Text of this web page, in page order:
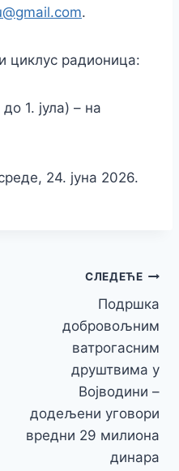
.
циклус радионица:
1. јула) – на
24. јуна 2026.
СЛЕДЕЋЕ
Подршка
добровољним
ватрогасним
друштвима у
Војводини –
додељени уговори
вредни 29 милиона
динара